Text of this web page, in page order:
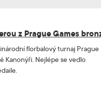
z Prague Games
florbalový turnaj Prague
Kanonýři. Nejlépe se vedlo